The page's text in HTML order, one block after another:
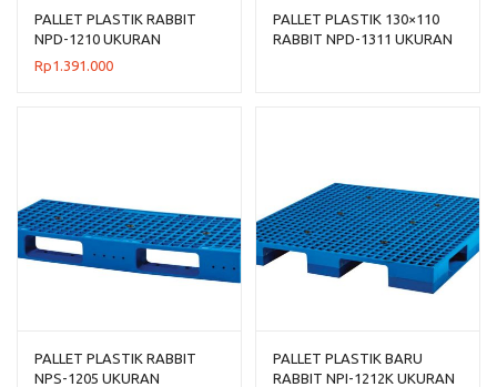
PALLET PLASTIK RABBIT
NPD-1210 UKURAN
120x100x15 CM
Rp1.391.000
PALLET PLASTIK 130×110
RABBIT NPD-1311 UKURAN
PALLET PLASTIK RABBIT
NPS-1205 UKURAN
PALLET PLASTIK BARU
RABBIT NPI-1212K UKURAN